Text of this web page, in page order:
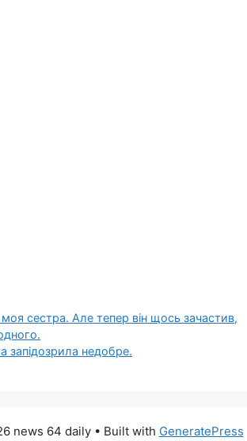
сестра. Але тепер він щось зачастив,
запідозрила недобре.
news 64 daily• Built with GeneratePress